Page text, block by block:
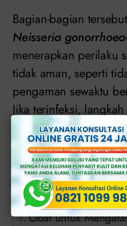
Bagian-bagian
Neisseria
menerapkan perilaku
tidak aman, seperti
pengaman sewaktu
Jika terinfeksi,
tepat adalah
pembahasan
pada wanita yang
Daftar Isi
Obat untuk